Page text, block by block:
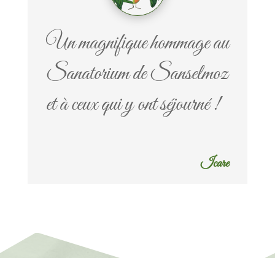
Un magnifique hommage au
Sanatorium de Sanselmoz
et à ceux qui y ont séjourné !
Icare